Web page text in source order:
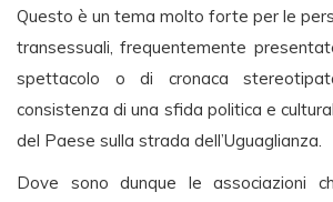
Questo è un tema molto forte per le
transessuali, frequentemente
spettacolo o di cronaca
consistenza di una sfida politica e
del Paese sulla strada dell’Uguaglianza.
Dove sono dunque le associazioni